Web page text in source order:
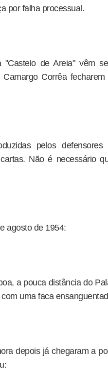
por falha processual.
"Castelo de Areia" vêm
Corrêa fecharem
pelos defensores
Não é necessário
agosto de 1954:
a pouca distância do
uma faca
depois já chegaram a